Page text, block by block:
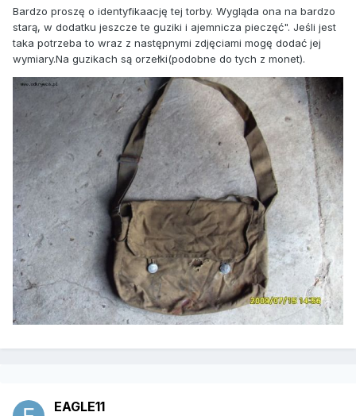
Bardzo proszę o identyfikaację tej torby. Wygląda ona na bardzo
starą, w dodatku jeszcze te guziki i ajemnicza pieczęć". Jeśli jest
taka potrzeba to wraz z następnymi zdjęciami mogę dodać jej
wymiary.Na guzikach są orzełki(podobne do tych z monet).
EAGLE11